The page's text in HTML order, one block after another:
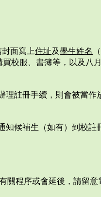
面寫上住址及學生姓名
校服、書簿等，以及八
理註冊手續，則會被當
知候補生（如有）到校註
關程序或會延後，請留意